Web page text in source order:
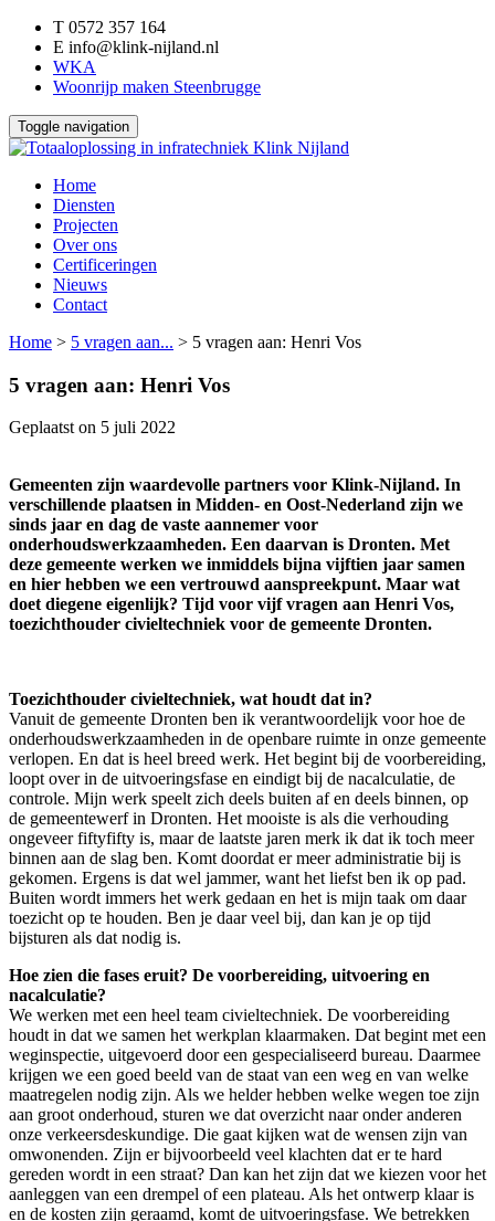
T 0572 357 164
E info@klink-nijland.nl
WKA
Woonrijp maken Steenbrugge
Toggle navigation
Home
Diensten
Projecten
Over ons
Certificeringen
Nieuws
Contact
Home > 5 vragen aan... > 5 vragen aan: Henri Vos
5 vragen aan: Henri Vos
Geplaatst on 5 juli 2022
Gemeenten zijn waardevolle partners voor Klink-Nijland. In
verschillende plaatsen in Midden- en Oost-Nederland zijn we
sinds jaar en dag de vaste aannemer voor
onderhoudswerkzaamheden. Een daarvan is Dronten. Met
deze gemeente werken we inmiddels bijna vijftien jaar samen
en hier hebben we een vertrouwd aanspreekpunt. Maar wat
doet diegene eigenlijk? Tijd voor vijf vragen aan Henri Vos,
toezichthouder civieltechniek voor de gemeente Dronten.
Toezichthouder civieltechniek, wat houdt dat in?
Vanuit de gemeente Dronten ben ik verantwoordelijk voor hoe de
onderhoudswerkzaamheden in de openbare ruimte in onze gemeente
verlopen. En dat is heel breed werk. Het begint bij de voorbereiding,
loopt over in de uitvoeringsfase en eindigt bij de nacalculatie, de
controle. Mijn werk speelt zich deels buiten af en deels binnen, op
de gemeentewerf in Dronten. Het mooiste is als die verhouding
ongeveer fiftyfifty is, maar de laatste jaren merk ik dat ik toch meer
binnen aan de slag ben. Komt doordat er meer administratie bij is
gekomen. Ergens is dat wel jammer, want het liefst ben ik op pad.
Buiten wordt immers het werk gedaan en het is mijn taak om daar
toezicht op te houden. Ben je daar veel bij, dan kan je op tijd
bijsturen als dat nodig is.
Hoe zien die fases eruit? De voorbereiding, uitvoering en
nacalculatie?
We werken met een heel team civieltechniek. De voorbereiding
houdt in dat we samen het werkplan klaarmaken. Dat begint met een
weginspectie, uitgevoerd door een gespecialiseerd bureau. Daarmee
krijgen we een goed beeld van de staat van een weg en van welke
maatregelen nodig zijn. Als we helder hebben welke wegen toe zijn
aan groot onderhoud, sturen we dat overzicht naar onder anderen
onze verkeersdeskundige. Die gaat kijken wat de wensen zijn van
omwonenden. Zijn er bijvoorbeeld veel klachten dat er te hard
gereden wordt in een straat? Dan kan het zijn dat we kiezen voor het
aanleggen van een drempel of een plateau. Als het ontwerp klaar is
en de kosten zijn geraamd, komt de uitvoeringsfase. We betrekken